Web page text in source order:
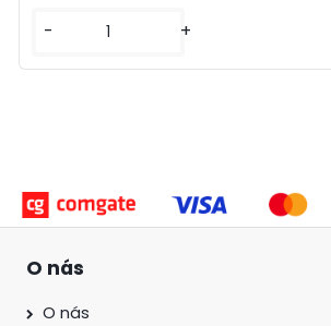
- +
O nás
O nás